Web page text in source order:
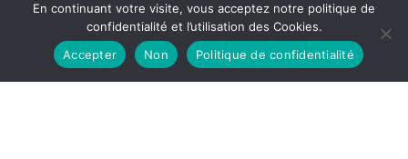
En continuant votre visite, vous acceptez notre politique de
confidentialité et l’utilisation des Cookies.
Accepter
Non Politique de confidentialité